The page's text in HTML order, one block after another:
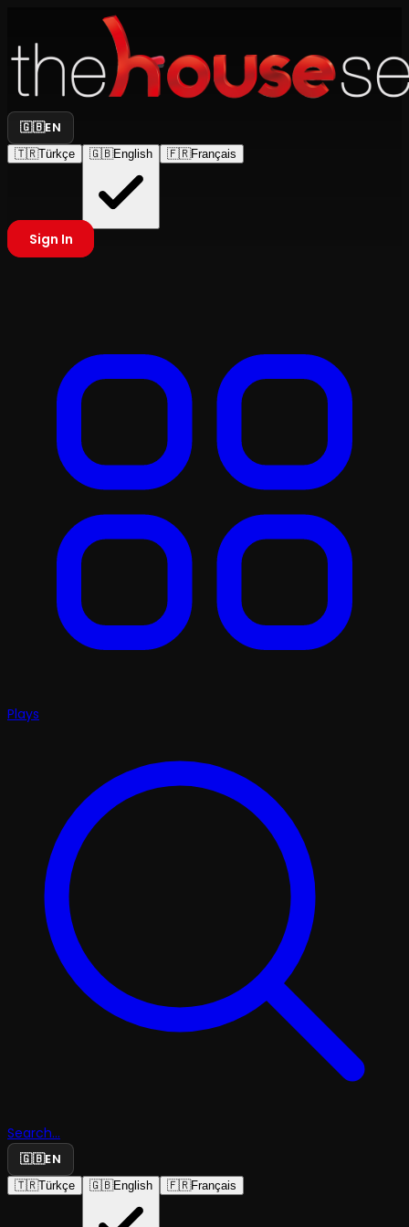
🇬🇧EN
🇹🇷Türkçe 🇬🇧English 🇫🇷Français
Sign In
Plays
Search...
🇬🇧EN
🇹🇷Türkçe 🇬🇧English 🇫🇷Français